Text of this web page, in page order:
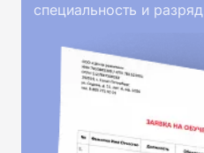
специальность и разряд